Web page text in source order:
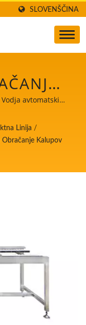
SLOVENŠČINA
JE
V
Z
avtomatskih
mleka z najvišjo
Linija /
Obračanje Kalupov